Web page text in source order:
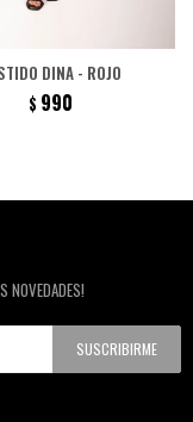
DINA - ROJO
$ 990
NOVEDADES!
SUSCRIBIRME